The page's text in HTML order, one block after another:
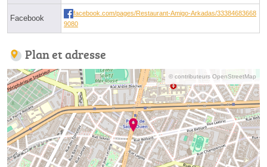
Facebook
facebook.com/pages/Restaurant-Amigo-Arkadas/33384683668
9080
Plan et adresse
© contributeurs OpenStreetMap